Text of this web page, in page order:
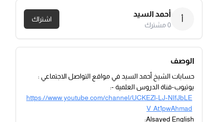
أ
أحمد السيد
0مشترك
اشتراك
الوصف
حسابات الشيخ أحمد السيد في مواقع التواصل الاجتماعي :
يوتيوب-قناة الدروس العلمية -:
https://www.youtube.com/channel/UCKEZl-LJ-NIfJbLE
V_At1pwAhmad
Alsayed English: